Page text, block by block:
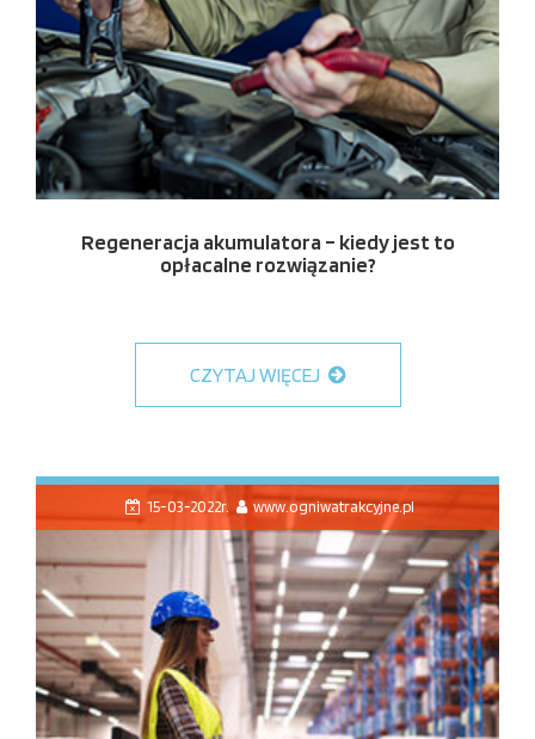
Regeneracja akumulatora – kiedy jest to
opłacalne rozwiązanie?
CZYTAJ WIĘCEJ
15-03-2022r. www.ogniwatrakcyjne.pl